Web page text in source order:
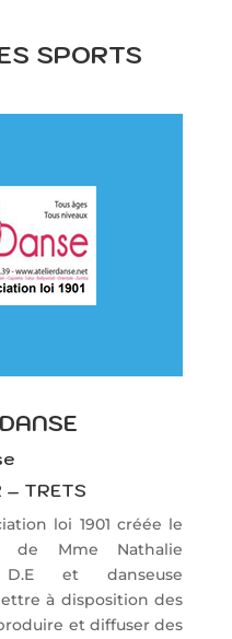
SPORTS
TRETS
loi 1901 créée le
de Mme Nathalie
D.E et danseuse
à disposition des
et diffuser des